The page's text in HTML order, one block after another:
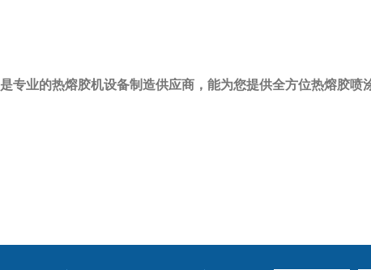
是专业的热熔胶机设备制造供应商，能为您提供全方位热熔胶喷